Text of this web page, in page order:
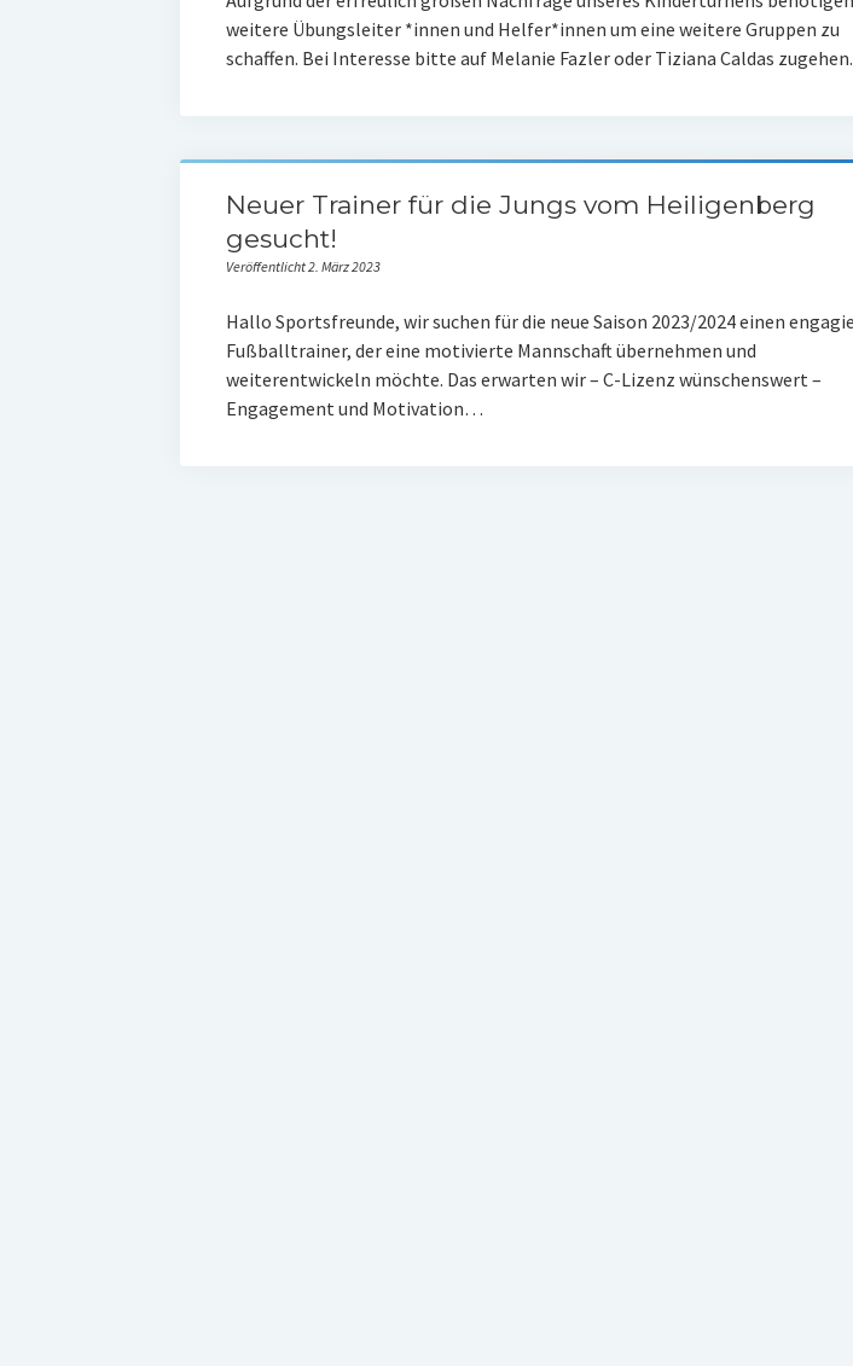
weitere Übungsleiter *innen und Helfer*innen um eine weitere Gruppen zu
schaffen. Bei Interesse bitte auf Melanie Fazler oder Tiziana Caldas zugehen.
Neuer Trainer für die Jungs vom Heiligenberg
gesucht!
Veröffentlicht 2. März 2023
Hallo Sportsfreunde, wir suchen für die neue Saison 2023/2024 einen
Fußballtrainer, der eine motivierte Mannschaft übernehmen und
weiterentwickeln möchte. Das erwarten wir – C-Lizenz wünschenswert –
Engagement und Motivation…